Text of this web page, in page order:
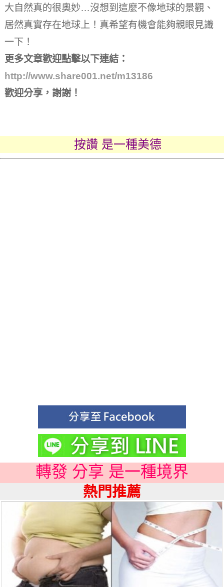
大自然真的很奧妙…沒想到這麼不像地球的景觀、
居然真實存在地球上！真希望有機會能夠親眼見識
一下！
更多文章歡迎點擊以下連結：
http://www.share001.net/m13186
歡迎分享，謝謝！
按讚 是一種美德
轉發 分享 是一種境界
熱門推薦